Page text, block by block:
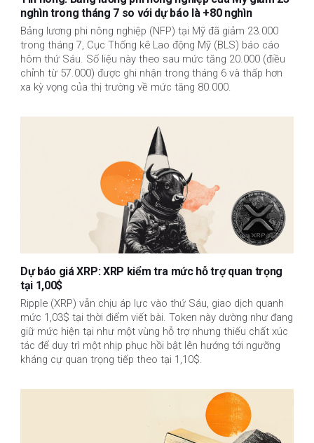
nghìn trong tháng 7 so với dự báo là +80 nghìn
Bảng lương phi nông nghiệp (NFP) tại Mỹ đã giảm 23.000
trong tháng 7, Cục Thống kê Lao động Mỹ (BLS) báo cáo
hôm thứ Sáu. Số liệu này theo sau mức tăng 20.000 (điều
chỉnh từ 57.000) được ghi nhận trong tháng 6 và thấp hơn
xa kỳ vọng của thị trường về mức tăng 80.000.
Dự báo giá XRP: XRP kiểm tra mức hỗ trợ quan trọng
tại 1,00$
Ripple (XRP) vẫn chịu áp lực vào thứ Sáu, giao dịch quanh
mức 1,03$ tại thời điểm viết bài. Token này dường như đang
giữ mức hiện tại như một vùng hỗ trợ nhưng thiếu chất xúc
tác để duy trì một nhịp phục hồi bật lên hướng tới ngưỡng
kháng cự quan trọng tiếp theo tại 1,10$.